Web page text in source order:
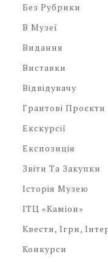
Без Рубрики
В Музеї
Видання
Виставки
Відвідувачу
Грантові Проєкти
Екскурсії
Експозиція
Звіти Та Закупки
Історія Музею
ІТЦ «Каміон»
Квести, Ігри,
Конкурси